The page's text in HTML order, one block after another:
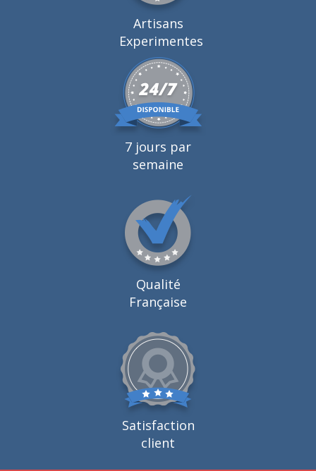
Artisans
Experimentes
7 jours par
semaine
Qualité
Française
Satisfaction
client